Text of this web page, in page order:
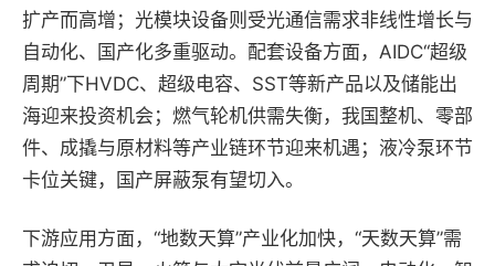
扩产而高增；光模块设备则受光通信需求非线性增长与
自动化、国产化多重驱动。配套设备方面，AIDC“超级
周期”下HVDC、超级电容、SST等新产品以及储能出
海迎来投资机会；燃气轮机供需失衡，我国整机、零部
件、成撬与原材料等产业链环节迎来机遇；液冷泵环节
卡位关键，国产屏蔽泵有望切入。
下游应用方面，“地数天算”产业化加快，“天数天算”需